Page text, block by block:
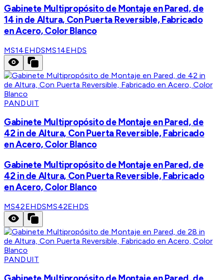
Gabinete Multipropósito de Montaje en Pared, de
14 in de Altura, Con Puerta Reversible, Fabricado
en Acero, Color Blanco
MS14EHDSMS14EHDS
PANDUIT
Gabinete Multipropósito de Montaje en Pared, de
42 in de Altura, Con Puerta Reversible, Fabricado
en Acero, Color Blanco
Gabinete Multipropósito de Montaje en Pared, de
42 in de Altura, Con Puerta Reversible, Fabricado
en Acero, Color Blanco
MS42EHDSMS42EHDS
PANDUIT